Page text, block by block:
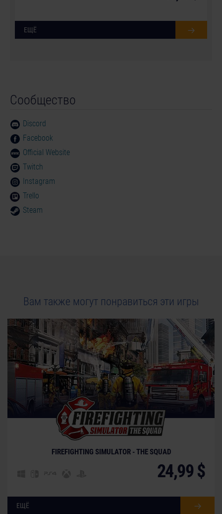
ЕЩЁ
Сообщество
Discord
Facebook
Official Website
Twitch
Instagram
Trello
Steam
Вам также могут понравиться эти игры
FIREFIGHTING SIMULATOR - THE SQUAD
24,99 $
ЕЩЁ